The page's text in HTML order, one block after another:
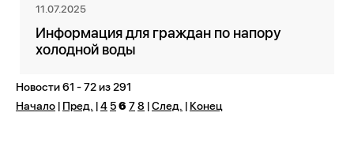
11.07.2025
Информация для граждан по напору
холодной воды
Новости 61 - 72 из 291
Начало|Пред. |45678 |След. |Конец